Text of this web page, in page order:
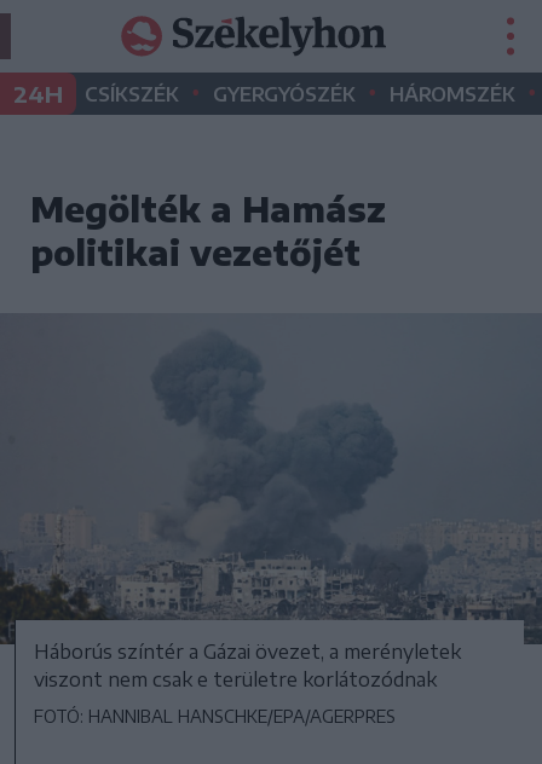
24H CSÍKSZÉK • GYERGYÓSZÉK • HÁROMSZÉK •
Megölték a Hamász
politikai vezetőjét
Háborús színtér a Gázai övezet, a merényletek
viszont nem csak e területre korlátozódnak
FOTÓ: HANNIBAL HANSCHKE/EPA/AGERPRES